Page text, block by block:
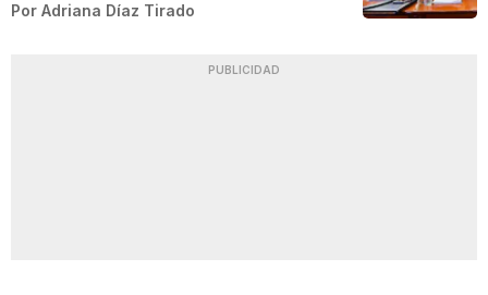
Por Adriana Díaz Tirado
PUBLICIDAD